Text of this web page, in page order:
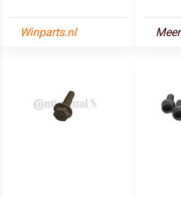
Winparts.nl